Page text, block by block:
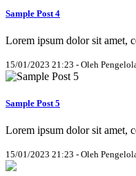
Sample Post 4
Lorem ipsum dolor sit amet,
15/01/2023 21:23 - Oleh
Sample Post 5
Lorem ipsum dolor sit amet,
15/01/2023 21:23 - Oleh